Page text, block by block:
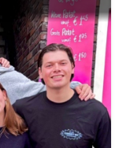
Studenten